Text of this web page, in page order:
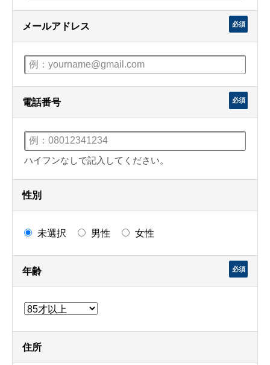
メールアドレス 必須
電話番号 必須
ハイフンなしで記入してください。
性別
未選択 男性 女性
年齢 必須
住所